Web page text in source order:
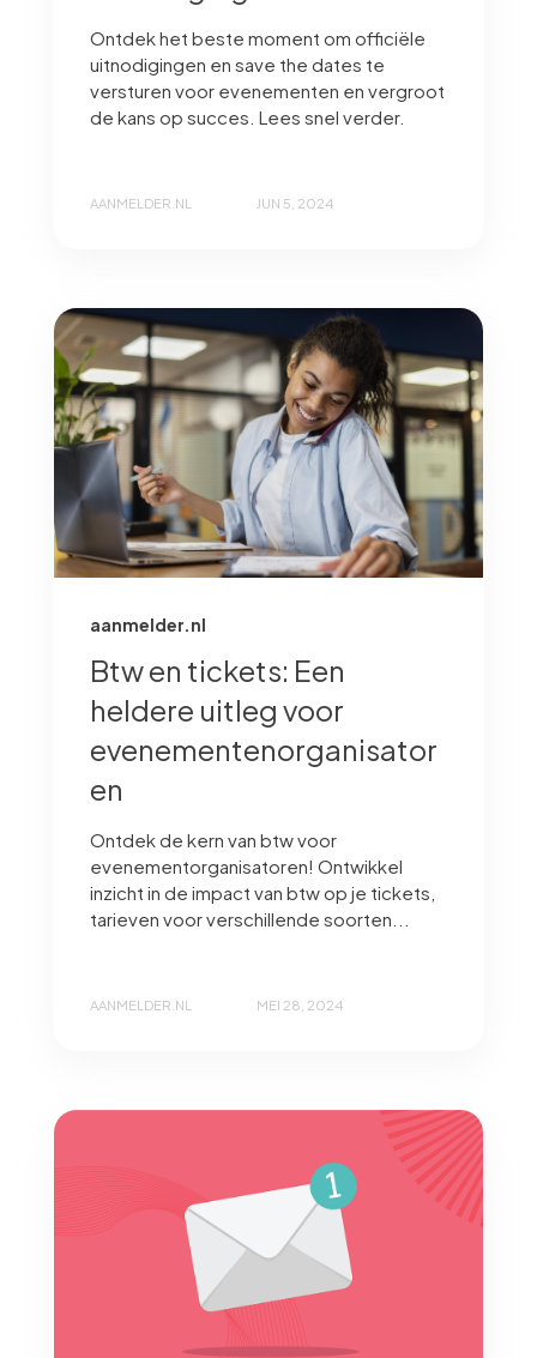
Ontdek het beste moment om officiële
uitnodigingen en save the dates te
versturen voor evenementen en vergroot
de kans op succes. Lees snel verder.
AANMELDER.NL JUN 5, 2024
aanmelder.nl
Btw en tickets: Een
heldere uitleg voor
evenementenorganisator
en
Ontdek de kern van btw voor
evenementorganisatoren! Ontwikkel
inzicht in de impact van btw op je tickets,
tarieven voor verschillende soorten...
AANMELDER.NL MEI 28, 2024